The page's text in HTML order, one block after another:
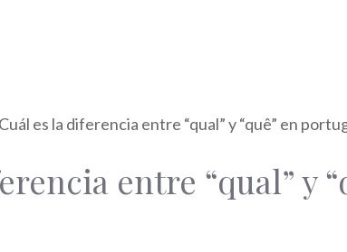
entre “qual” y